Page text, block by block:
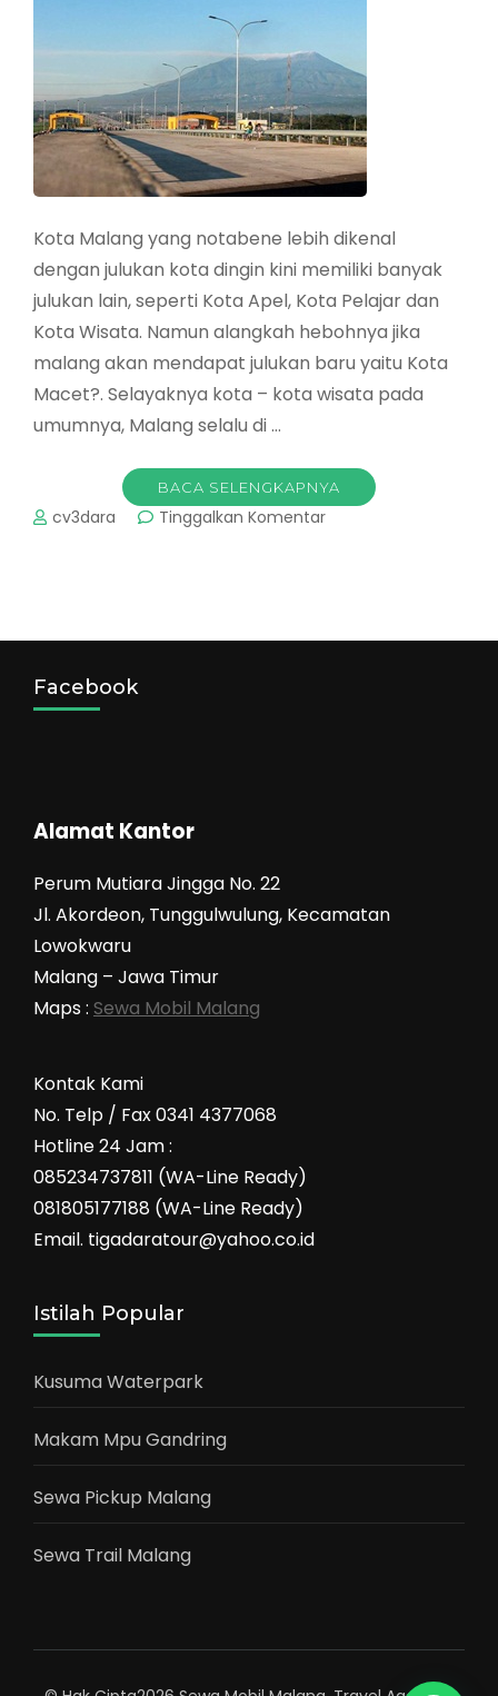
Kota Malang yang notabene lebih dikenal
dengan julukan kota dingin kini memiliki banyak
julukan lain, seperti Kota Apel, Kota Pelajar dan
Kota Wisata. Namun alangkah hebohnya jika
malang akan mendapat julukan baru yaitu Kota
Macet?. Selayaknya kota – kota wisata pada
umumnya, Malang selalu di …
BACA SELENGKAPNYA
cv3dara Tinggalkan Komentarpada
Facebook
Alamat Kantor
Perum Mutiara Jingga No. 22
Jl. Akordeon, Tunggulwulung, Kecamatan
Lowokwaru
Malang – Jawa Timur
Maps : Sewa Mobil Malang
Kontak Kami
No. Telp / Fax 0341 4377068
Hotline 24 Jam :
085234737811 (WA-Line Ready)
081805177188 (WA-Line Ready)
Email. tigadaratour@yahoo.co.id
Istilah Popular
Kusuma Waterpark
Makam Mpu Gandring
Sewa Pickup Malang
Sewa Trail Malang